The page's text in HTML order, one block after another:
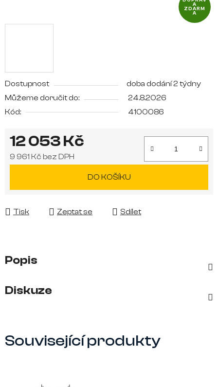
Dostupnost
doba dodání 2 týdny
Můžeme doručit do:
24.8.2026
Kód:
4100086
12 053 Kč
9 961 Kč bez DPH
DO KOŠÍKU
Tisk Zeptat se Sdílet
A
ZDARM
A
Popis
Diskuze
Související produkty